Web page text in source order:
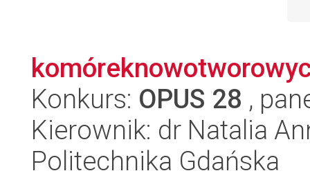
Konkurs: OPUS 28 ,
Kierownik: dr Natalia
Politechnika Gdańska